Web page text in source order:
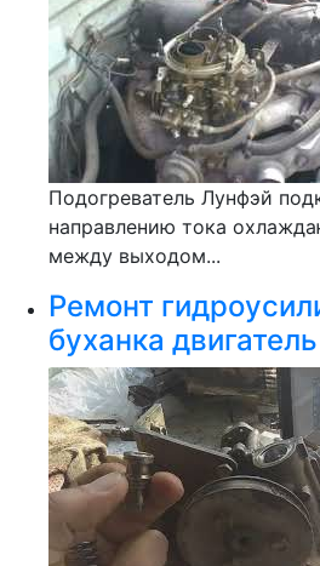
Подогреватель Лунфэй
направлению тока
между выходом...
Ремонт
буханка двигатель